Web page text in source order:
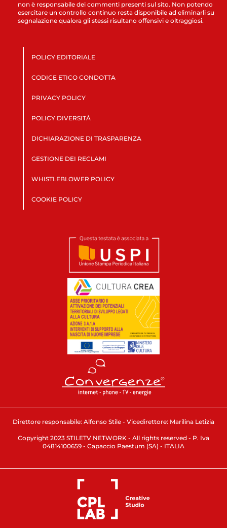
non è responsabile dei commenti presenti sul sito. Non potendo
esercitare un controllo continuo resta disponibile ad eliminarli su
segnalazione qualora gli stessi risultano offensivi e oltraggiosi.
POLICY EDITORIALE
CODICE ETICO CONDOTTA
PRIVACY POLICY
POLICY DIVERSITÀ
DICHIARAZIONE DI TRASPARENZA
GESTIONE DEI RECLAMI
WHISTLEBLOWER POLICY
COOKIE POLICY
Direttore responsabile: Alfonso Stile - Vicedirettore: Marilina Letizia
Copyright 2023 STILETV NETWORK - All rights reserved - P. Iva
04814100659 - Capaccio Paestum (SA) - ITALIA